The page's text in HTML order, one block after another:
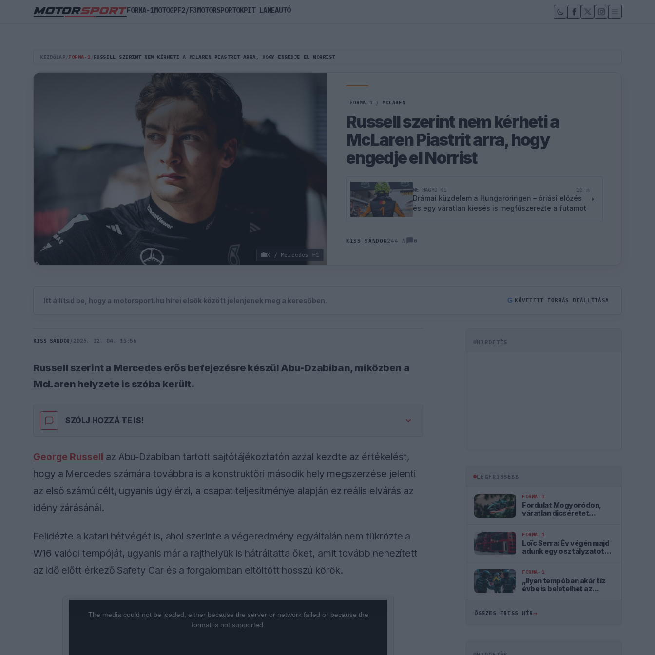
KEZDŐLAP FORMA-1 RUSSELL SZERINT NEM KÉRHETI A MCLAREN PIASTRIT ARRA, HOGY ENGEDJE EL NORRIST
X / Mercedes F1
FORMA-1 / MCLAREN
Russell szerint nem kérheti a
McLaren Piastrit arra, hogy
engedje el Norrist
NE HAGYD KI 10 n
Drámai küzdelem a Hungaroringen – óriási előzés
és egy váratlan kiesés is megfűszerezte a futamot
KISS SÁNDOR244 N 0
Itt állítsd be, hogy a motorsport.hu hírei elsők között jelenjenek meg a keresőben. G KÖVETETT FORRÁS BEÁLLÍTÁSA
KISS SÁNDOR / 2025. 12. 04. 15:56
Russell szerint a Mercedes erős befejezésre készül Abu-Dzabiban, miközben a
McLaren helyzete is szóba került.
SZÓLJ HOZZÁ TE IS!
George Russell az Abu-Dzabiban tartott sajtótájékoztatón azzal kezdte az értékelést,
hogy a Mercedes számára továbbra is a konstruktőri második hely megszerzése jelenti
az első számú célt, ugyanis úgy érzi, a csapat teljesítménye alapján ez reális elvárás az
idény zárásánál.
Felidézte a katari hétvégét is, ahol szerinte a végeredmény egyáltalán nem tükrözte a
W16 valódi tempóját, ugyanis már a rajthelyük is hátráltatta őket, amit tovább nehezített
az idő előtt érkező Safety Car és a forgalomban eltöltött hosszú körök.
The media could not be loaded, either because the server or network failed or because the
format is not supported.
HIRDETÉS
LEGFRISSEBB
FORMA-1
Fordulat Mogyoródon,
váratlan dicséretet
FORMA-1
Loïc Serra: Év végén majd
adunk egy osztályzatot
FORMA-1
„Ilyen tempóban akár tíz
évbe is beletelhet az
ÖSSZES FRISS HÍR→
FORMA-1MOTOGPF2/F3MOTORSPORTOKPIT LANEAUTÓ